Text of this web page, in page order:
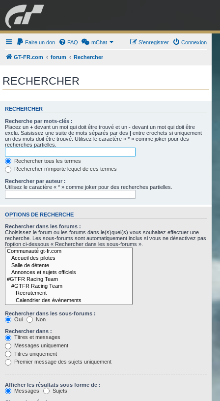
GRAN TURISMO FORUM
ESPORT BOUTIQUE
Faire un don FAQ mChat Connexion
S’enregistrer
GT-FR.com forum Rechercher
RECHERCHER
RECHERCHER
Recherche par mots-clés :
Placez un + devant un mot qui doit être trouvé et un - devant un mot qui doit être
exclu. Saisissez une suite de mots séparés par des | entre crochets si uniquement
un des mots doit être trouvé. Utilisez le caractère « * » comme joker pour des
recherches partielles.
Rechercher tous les termes
Rechercher n’importe lequel de ces termes
Rechercher par auteur :
Utilisez le caractère « * » comme joker pour des recherches partielles.
OPTIONS DE RECHERCHE
Rechercher dans les forums :
Choisissez le forum ou les forums dans le(s)quel(s) vous souhaitez effectuer une
recherche. Les sous-forums sont automatiquement inclus si vous ne désactivez pas
l’option ci-dessous « Rechercher dans les sous-forums ».
Rechercher dans les sous-forums :
Oui
Non
Rechercher dans :
Titres et messages
Messages uniquement
Titres uniquement
Premier message des sujets uniquement
Afficher les résultats sous forme de :
Messages
Sujets